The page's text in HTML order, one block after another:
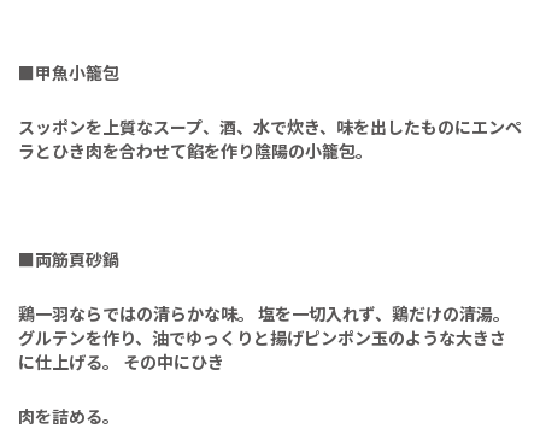
■甲魚小籠包
スッポンを上質なスープ、酒、水で炊き、味を出したものにエンペ
ラとひき肉を合わせて餡を作り陰陽の小籠包。
■両筋頁砂鍋
鶏一羽ならではの清らかな味。 塩を一切入れず、鶏だけの清湯。
グルテンを作り、油でゆっくりと揚げピンポン玉のような大きさ
に仕上げる。
その中にひき
肉を詰める。